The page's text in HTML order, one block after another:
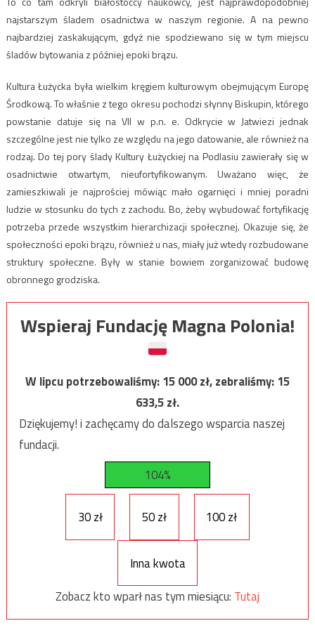
najstarszym śladem osadnictwa w naszym regionie. A na pewno
najbardziej zaskakującym, gdyż nie spodziewano się w tym miejscu
śladów bytowania z później epoki brązu.
Kultura Łużycka była wielkim kręgiem kulturowym obejmującym Europę
Środkową. To właśnie z tego okresu pochodzi słynny Biskupin, którego
powstanie datuje się na VII w p.n. e. Odkrycie w Jatwiezi jednak
szczególne jest nie tylko ze względu na jego datowanie, ale również na
rodzaj. Do tej pory ślady Kultury Łużyckiej na Podlasiu zawierały się w
osadnictwie otwartym, nieufortyfikowanym. Uważano więc, że
zamieszkiwali je najprościej mówiąc mało ogarnięci i mniej poradni
ludzie w stosunku do tych z zachodu. Bo, żeby wybudować fortyfikację
potrzeba przede wszystkim hierarchizacji społecznej. Okazuje się, że
społeczności epoki brązu, również u nas, miały już wtedy rozbudowane
struktury społeczne. Były w stanie bowiem zorganizować budowę
obronnego grodziska.
Wspieraj Fundację Magna Polonia!
W lipcu potrzebowaliśmy:15 000zł, zebraliśmy:15
633,5zł.
Dziękujemy! i zachęcamy do dalszego wsparcia naszej
fundacji.
104%
30 zł 50 zł 100 zł
Inna kwota
Zobacz kto wparł nas tym miesiącu: Tutaj